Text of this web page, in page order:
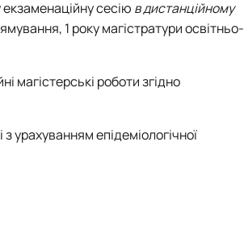
сесію в дистанційному
1 року магістратури освітньо-
магістерські роботи згідно
урахуванням епідеміологічної